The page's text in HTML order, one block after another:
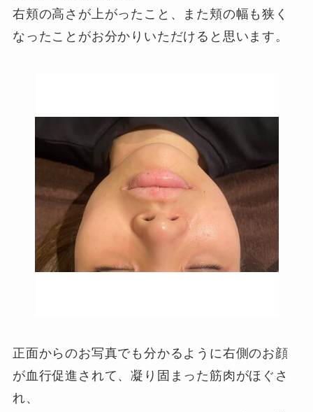
右頬の高さが上がったこと、また頬の幅も狭く
なったことがお分かりいただけると思います。
正面からのお写真でも分かるように右側のお顔
が血行促進されて、凝り固まった筋肉がほぐさ
れ、